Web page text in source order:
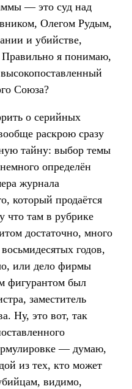
— это суд над
Олегом Рудым,
и убийстве,
я понимаю,
Союза?
о серийных
раскрою сразу
тайну: выбор темы
определён
журнала
который продаётся
что там в рубрике
достаточно, много
годов,
или дело фирмы
фигурантом был
заместитель
Ну, это вот, так
— думаю,
из тех, кто может
видимо,